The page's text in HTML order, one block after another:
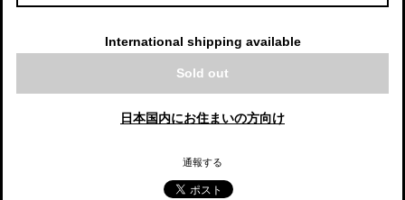
International shipping available
Sold out
日本国内にお住まいの方向け
通報する